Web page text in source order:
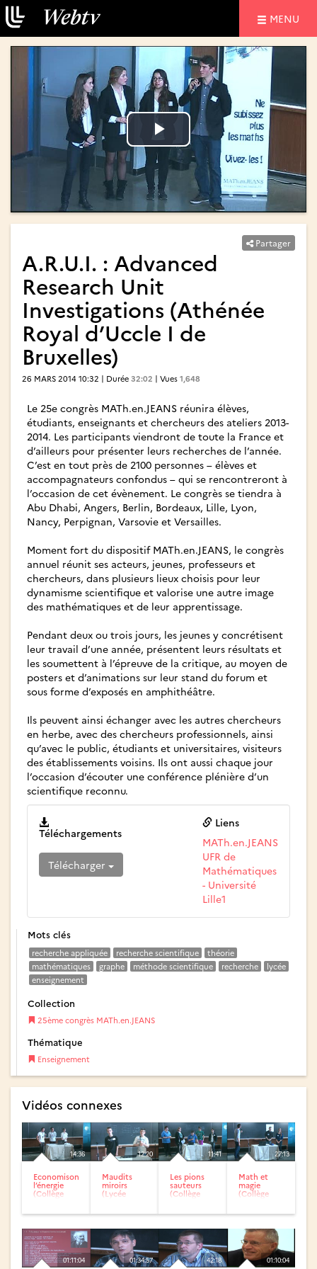
MENU
Lire
la
vidéo
Lire
la
vidéo
Partager
A.R.U.I. : Advanced
Research Unit
Investigations (Athénée
Royal d’Uccle I de
Bruxelles)
26 MARS 2014 10:32 | Durée 32:02 | Vues 1,648
Le 25e congrès MATh.en.JEANS réunira élèves,
étudiants, enseignants et chercheurs des ateliers 2013-
2014. Les participants viendront de toute la France et
d’ailleurs pour présenter leurs recherches de l’année.
C’est en tout près de 2100 personnes – élèves et
accompagnateurs confondus – qui se rencontreront à
l’occasion de cet évènement. Le congrès se tiendra à
Abu Dhabi, Angers, Berlin, Bordeaux, Lille, Lyon,
Nancy, Perpignan, Varsovie et Versailles.
Moment fort du dispositif MATh.en.JEANS, le congrès
annuel réunit ses acteurs, jeunes, professeurs et
chercheurs, dans plusieurs lieux choisis pour leur
dynamisme scientifique et valorise une autre image
des mathématiques et de leur apprentissage.
Pendant deux ou trois jours, les jeunes y concrétisent
leur travail d’une année, présentent leurs résultats et
les soumettent à l’épreuve de la critique, au moyen de
posters et d’animations sur leur stand du forum et
sous forme d’exposés en amphithéâtre.
Ils peuvent ainsi échanger avec les autres chercheurs
en herbe, avec des chercheurs professionnels, ainsi
qu’avec le public, étudiants et universitaires, visiteurs
des établissements voisins. Ils ont aussi chaque jour
l’occasion d’écouter une conférence plénière d’un
scientifique reconnu.
Téléchargements
Télécharger
Liens
MATh.en.JEANS
UFR de
Mathématiques
- Université
Lille1
Mots clés
recherche appliquée recherche scientifique
théorie
mathématiques
graphe méthode scientifique recherche
lycée
enseignement
Collection
25ème congrès MATh.en.JEANS
Thématique
Enseignement
Vidéos connexes
14:36
Economisons
l’énergie
(Collège
12:20
Maudits
miroirs
(Lycée
11:41
Les pions
sauteurs
(Collège
27:13
Math et
magie
(Collège
01:11:04 01:34:57 42:18 01:10:04